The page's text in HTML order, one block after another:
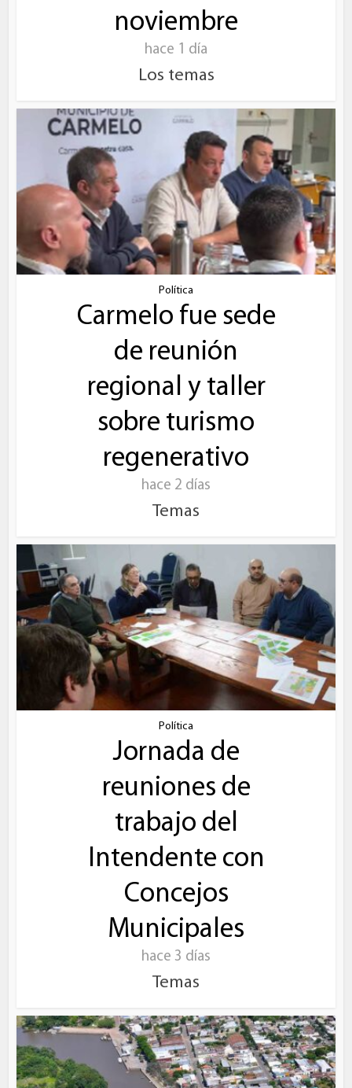
noviembre
hace 1 día
Los temas
Política
Carmelo fue sede
de reunión
regional y taller
sobre turismo
regenerativo
hace 2 días
Temas
Política
Jornada de
reuniones de
trabajo del
Intendente con
Concejos
Municipales
hace 3 días
Temas